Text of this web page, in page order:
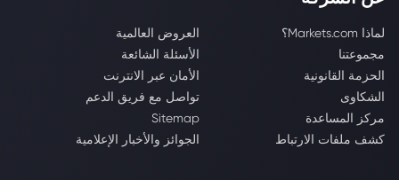
لماذا Markets.com؟
العروض العالمية
مجموعتنا
الأسئلة الشائعة
الحزمة القانونية
الأمان عبر الانترنت
الشكاوى
تواصل مع فريق الدعم
مركز المساعدة
Sitemap
كشف ملفات الارتباط
الجوائز والأخبار الإعلامية